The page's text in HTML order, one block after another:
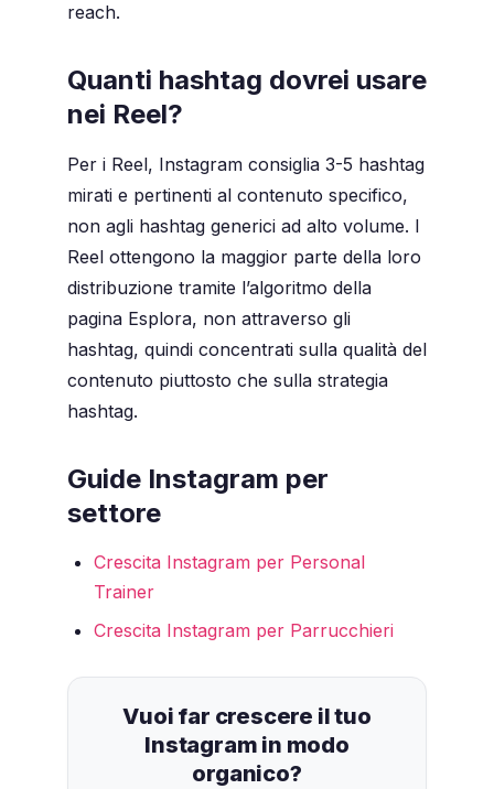
reach.
Quanti hashtag dovrei usare
nei Reel?
Per i Reel, Instagram consiglia 3-5 hashtag
mirati e pertinenti al contenuto specifico,
non agli hashtag generici ad alto volume. I
Reel ottengono la maggior parte della loro
distribuzione tramite l’algoritmo della
pagina Esplora, non attraverso gli
hashtag, quindi concentrati sulla qualità del
contenuto piuttosto che sulla strategia
hashtag.
Guide Instagram per
settore
Crescita Instagram per Personal
Trainer
Crescita Instagram per Parrucchieri
Vuoi far crescere il tuo
Instagram in modo
organico?